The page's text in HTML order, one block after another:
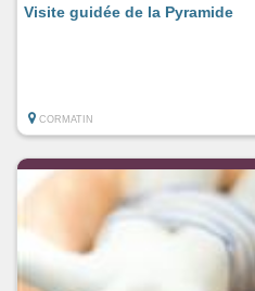
Visite guidée de la Pyramide
CORMATIN